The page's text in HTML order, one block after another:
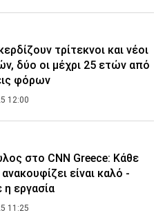
τρίτεκνοι και νέοι
δύο οι μέχρι 25 ετών από
φόρων
12:00
στο CNN Greece: Κάθε
είναι καλό -
εργασία
11:25